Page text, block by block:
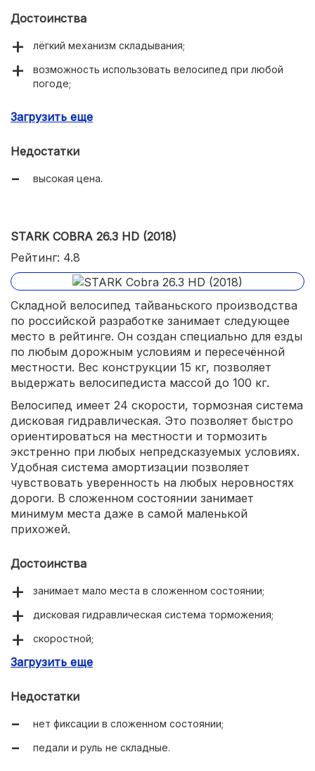
Достоинства
лёгкий механизм складывания;
возможность использовать велосипед при любой
погоде;
Загрузить еще
Недостатки
высокая цена.
STARK COBRA 26.3 HD (2018)
Рейтинг: 4.8
Складной велосипед тайваньского производства
по российской разработке занимает следующее
место в рейтинге. Он создан специально для езды
по любым дорожным условиям и пересечённой
местности. Вес конструкции 15 кг, позволяет
выдержать велосипедиста массой до 100 кг.
Велосипед имеет 24 скорости, тормозная система
дисковая гидравлическая. Это позволяет быстро
ориентироваться на местности и тормозить
экстренно при любых непредсказуемых условиях.
Удобная система амортизации позволяет
чувствовать уверенность на любых неровностях
дороги. В сложенном состоянии занимает
минимум места даже в самой маленькой
прихожей.
Достоинства
занимает мало места в сложенном состоянии;
дисковая гидравлическая система торможения;
скоростной;
надёжная конструкция:
Загрузить еще
Недостатки
нет фиксации в сложенном состоянии;
педали и руль не складные.